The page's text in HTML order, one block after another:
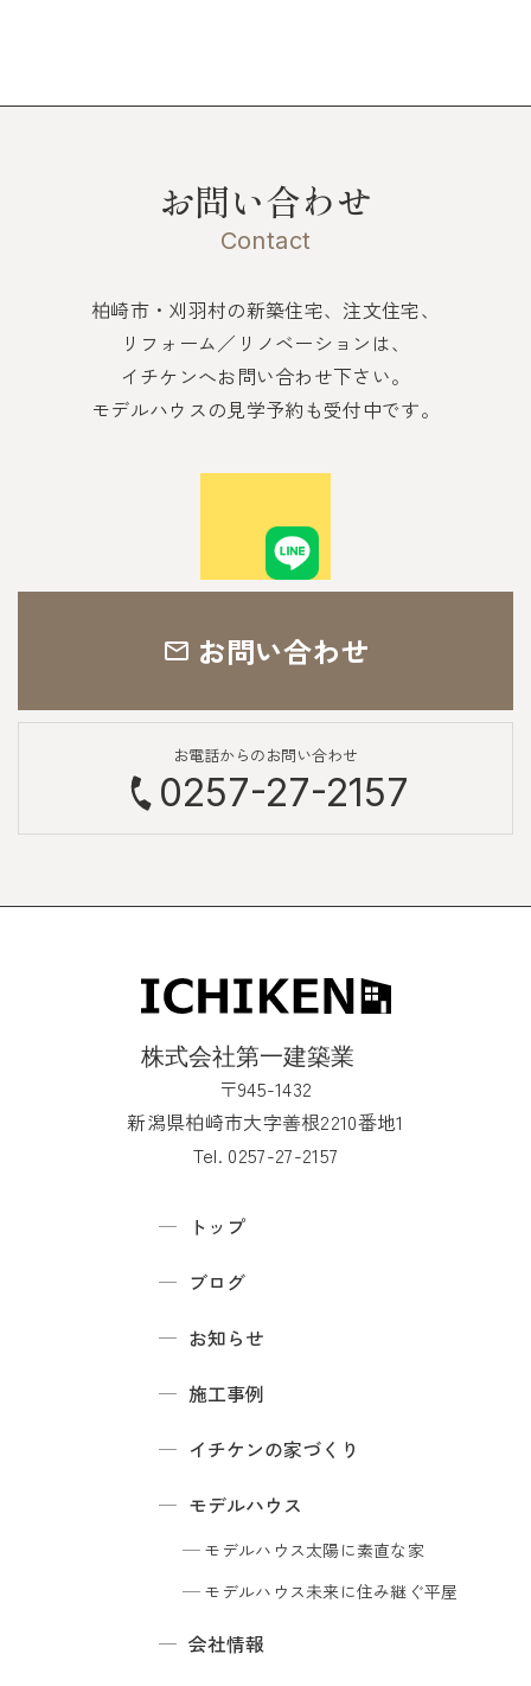
お問い合わせ
Contact
柏崎市・刈羽村の新築住宅、注文住宅、
リフォーム／リノベーションは、
イチケンへお問い合わせ下さい。
モデルハウスの見学予約も受付中です。
お問い合わせ
お電話からのお問い合わせ
0257-27-2157
〒945-1432
新潟県柏崎市大字善根2210番地1
Tel. 0257-27-2157
トップ
ブログ
お知らせ
施工事例
イチケンの家づくり
モデルハウス
モデルハウス太陽に素直な家
モデルハウス未来に住み継ぐ平屋
会社情報